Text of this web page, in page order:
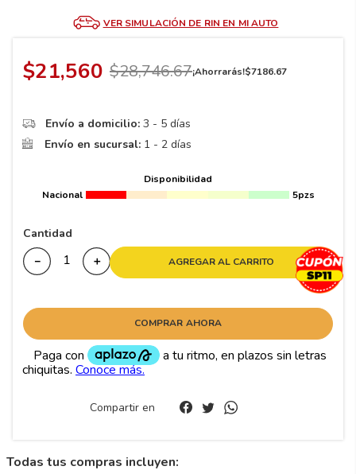
VER SIMULACIÓN DE RIN EN MI AUTO
$21,560 $28,746.67¡Ahorrarás!$7186.67
Envío a domicilio: 3 - 5 días
Envío en sucursal: 1 - 2 días
Disponibilidad
Nacional
5pzs
Cantidad
＋
－ AGREGAR AL CARRITO
COMPRAR AHORA
Compartir en
Todas tus compras incluyen:
7. 245
9. 195